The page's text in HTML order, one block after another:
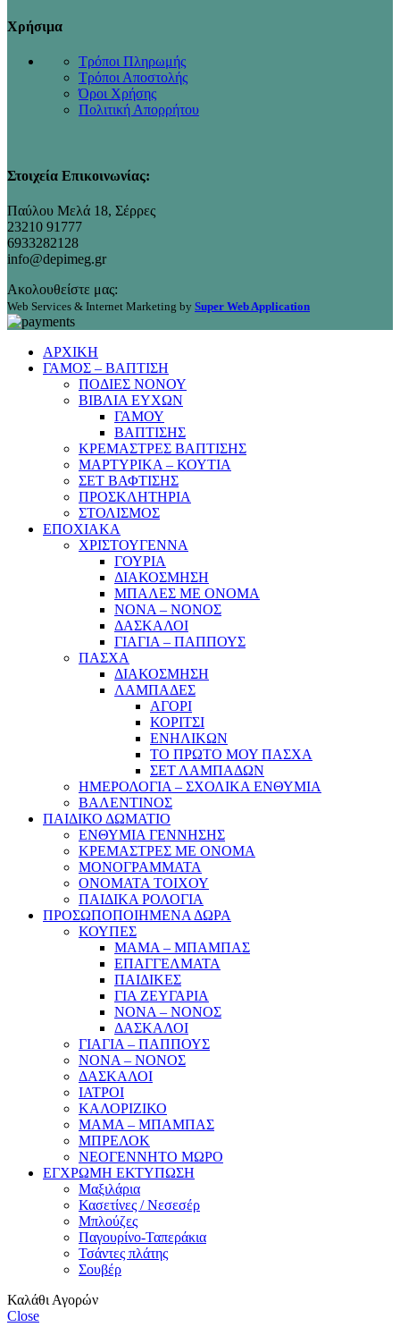
Χρήσιμα
Τρόποι Πληρωμής
Τρόποι Αποστολής
Όροι Χρήσης
Πολιτική Απορρήτου
Στοιχεία Επικοινωνίας:
Παύλου Μελά 18, Σέρρες
23210 91777
6933282128
info@depimeg.gr
Ακολουθείστε μας:
Web Services & Internet Marketing by Super Web Application
ΑΡΧΙΚΗ
ΓΑΜΟΣ – ΒΑΠΤΙΣΗ
ΠΟΔΙΕΣ ΝΟΝΟΥ
ΒΙΒΛΙΑ ΕΥΧΩΝ
ΓΑΜΟΥ
ΒΑΠΤΙΣΗΣ
ΚΡΕΜΑΣΤΡΕΣ ΒΑΠΤΙΣΗΣ
ΜΑΡΤΥΡΙΚΑ – ΚΟΥΤΙΑ
ΣΕΤ ΒΑΦΤΙΣΗΣ
ΠΡΟΣΚΛΗΤΗΡΙΑ
ΣΤΟΛΙΣΜΟΣ
ΕΠΟΧΙΑΚΑ
ΧΡΙΣΤΟΥΓΕΝΝΑ
ΓΟΥΡΙΑ
ΔΙΑΚΟΣΜΗΣΗ
ΜΠΑΛΕΣ ΜΕ ΟΝΟΜΑ
ΝΟΝΑ – ΝΟΝΟΣ
ΔΑΣΚΑΛΟΙ
ΓΙΑΓΙΑ – ΠΑΠΠΟΥΣ
ΠΑΣΧΑ
ΔΙΑΚΟΣΜΗΣΗ
ΛΑΜΠΑΔΕΣ
ΑΓΟΡΙ
ΚΟΡΙΤΣΙ
ΕΝΗΛΙΚΩΝ
ΤΟ ΠΡΩΤΟ ΜΟΥ ΠΑΣΧΑ
ΣΕΤ ΛΑΜΠΑΔΩΝ
ΗΜΕΡΟΛΟΓΙΑ – ΣΧΟΛΙΚΑ ΕΝΘΥΜΙΑ
ΒΑΛΕΝΤΙΝΟΣ
ΠΑΙΔΙΚΟ ΔΩΜΑΤΙΟ
ΕΝΘΥΜΙΑ ΓΕΝΝΗΣΗΣ
ΚΡΕΜΑΣΤΡΕΣ ΜΕ ΟΝΟΜΑ
ΜΟΝΟΓΡΑΜΜΑΤΑ
ΟΝΟΜΑΤΑ ΤΟΙΧΟΥ
ΠΑΙΔΙΚΑ ΡΟΛΟΓΙΑ
ΠΡΟΣΩΠΟΠΟΙΗΜΕΝΑ ΔΩΡΑ
ΚΟΥΠΕΣ
ΜΑΜΑ – ΜΠΑΜΠΑΣ
ΕΠΑΓΓΕΛΜΑΤΑ
ΠΑΙΔΙΚΕΣ
ΓΙΑ ΖΕΥΓΑΡΙΑ
ΝΟΝΑ – ΝΟΝΟΣ
ΔΑΣΚΑΛΟΙ
ΓΙΑΓΙΑ – ΠΑΠΠΟΥΣ
ΝΟΝΑ – ΝΟΝΟΣ
ΔΑΣΚΑΛΟΙ
ΙΑΤΡΟΙ
ΚΑΛΟΡΙΖΙΚΟ
ΜΑΜΑ – ΜΠΑΜΠΑΣ
ΜΠΡΕΛΟΚ
ΝΕΟΓΕΝΝΗΤΟ ΜΩΡΟ
ΕΓΧΡΩΜΗ ΕΚΤΥΠΩΣΗ
Μαξιλάρια
Κασετίνες / Νεσεσέρ
Μπλούζες
Παγουρίνο-Ταπεράκια
Τσάντες πλάτης
Σουβέρ
Καλάθι Αγορών
Close